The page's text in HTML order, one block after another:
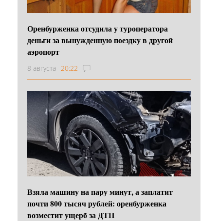
Оренбурженка отсудила у туроператора
деньги за вынужденную поездку в другой
аэропорт
8 августа 20:22
Взяла машину на пару минут, а заплатит
почти 800 тысяч рублей: оренбурженка
возместит ущерб за ДТП